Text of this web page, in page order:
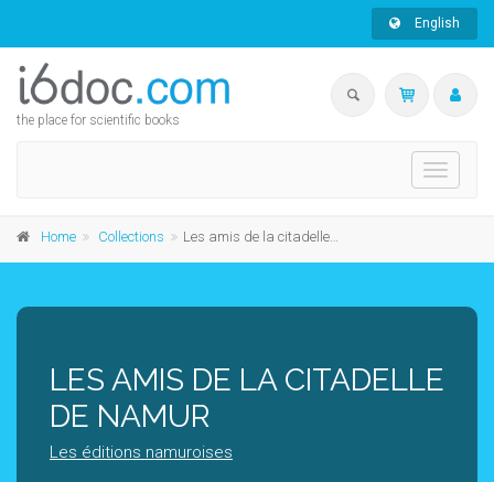
English
the place for scientific books
Toggle
Home Collections Les amis de la citadelle de Namur
LES AMIS DE LA CITADELLE
DE NAMUR
Les éditions namuroises